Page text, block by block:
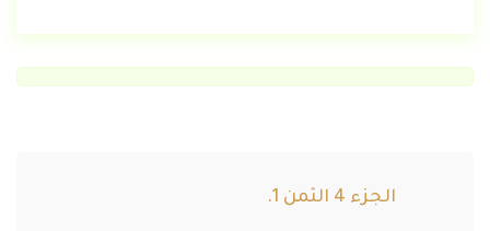
الجزء 4 الثمن 1.